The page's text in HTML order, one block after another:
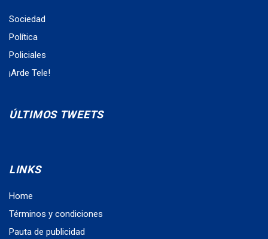
Sociedad
Política
Policiales
¡Arde Tele!
ÚLTIMOS TWEETS
LINKS
Home
Términos y condiciones
Pauta de publicidad